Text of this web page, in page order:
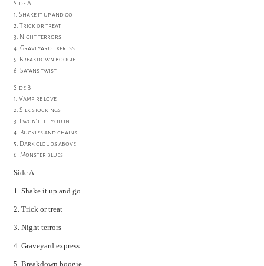
Side A
1. Shake it up and go
2. Trick or treat
3. Night terrors
4. Graveyard express
5. Breakdown boogie
6. Satans twist
Side B
1. Vampire love
2. Silk stockings
3. I won't let you in
4. Buckles and chains
5. Dark clouds above
6. Monster blues
Side A
1. Shake it up and go
2. Trick or treat
3. Night terrors
4. Graveyard express
5. Breakdown boogie